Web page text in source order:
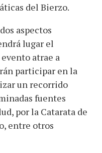
del Bierzo.
aspectos
lugar el
atrae a
participar en la
un recorrido
fuentes
por la Catarata de
entre otros